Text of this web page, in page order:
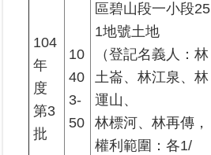
104
年
度
第3
批
10
40
3-
50
區碧山段一小段25
1地號土地
（登記名義人：林
土崙、林江泉、林
運山、
林標河、林再傳，
權利範圍：各1/